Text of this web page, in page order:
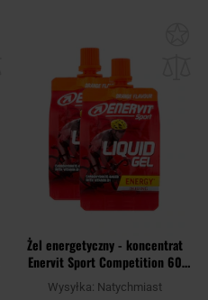
schowka
Żel energetyczny - koncentrat
Enervit Sport Competition 60
ml pomarańcza - 2 szt.
Wysyłka: Natychmiast